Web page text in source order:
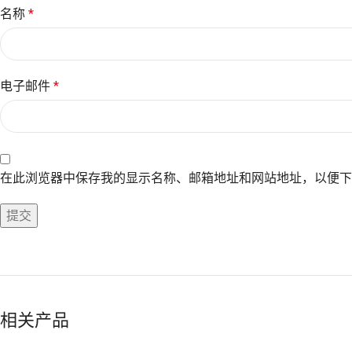
名称 *
电子邮件 *
在此浏览器中保存我的显示名称、邮箱地址和网站地址，以便下
相关产品